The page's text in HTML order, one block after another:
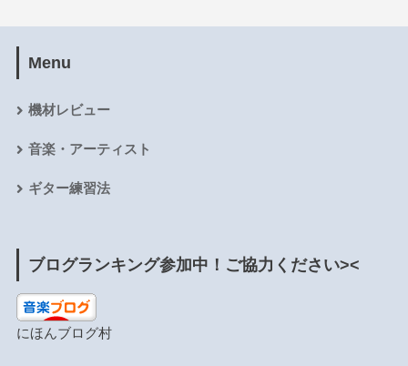
Menu
機材レビュー
音楽・アーティスト
ギター練習法
ブログランキング参加中！ご協力ください><
にほんブログ村